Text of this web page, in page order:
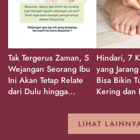
Tak Tergerus Zaman, 5
Wejangan Seorang Ibu
Ini Akan Tetap Relate
dari Dulu hingga
Hindari, 7
yang
Bisa Bikin
Kering dan
LIHAT